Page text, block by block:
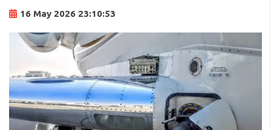
16 May 2026 23:10:53